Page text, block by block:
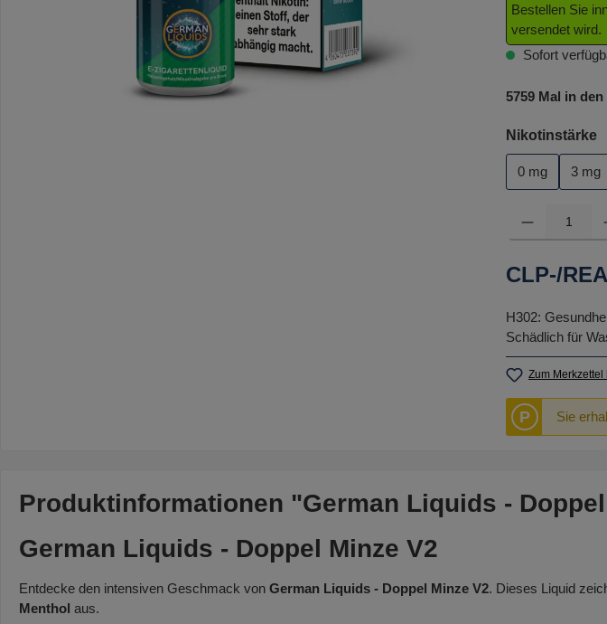
Bestellen Sie
versendet wird.
Sofort
5759 Mal in
Nikotinstärke
0 mg 3 mg
CLP-/
H302:
Schädlich für
Zum Merkzettel
P Sie
Produktinformationen "German Liquids -
German Liquids - Doppel Minze V2
Entdecke den intensiven Geschmack von German Liquids - Doppel Minze V2. Dieses Liquid
Menthol aus.